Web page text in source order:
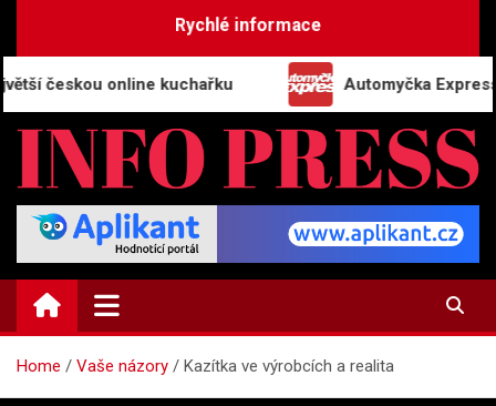
Rychlé informace
online kuchařku Automyčka Express slaví
INFO-PRESS.CZ
Zpravodajský magazín
Home Vaše názory Kazítka ve výrobcích a realita